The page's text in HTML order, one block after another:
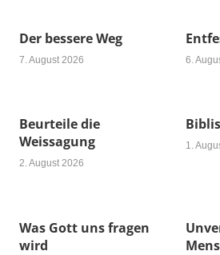
Der bessere Weg
7. August 2026 6.
Beurteile die
Weissagung
2. August 2026
1.
Was Gott uns fragen
wird